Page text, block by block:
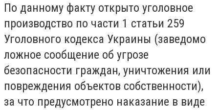
По данному факту открыто уголовное
производство по части 1 статьи 259
Уголовного кодекса Украины (заведомо
ложное сообщение об угрозе
безопасности граждан, уничтожения или
повреждения объектов собственности),
за что предусмотрено наказание в виде